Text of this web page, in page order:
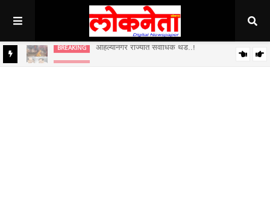
अहिल्यानगर राज्यात सर्वाधिक थंड..!
BREAKING